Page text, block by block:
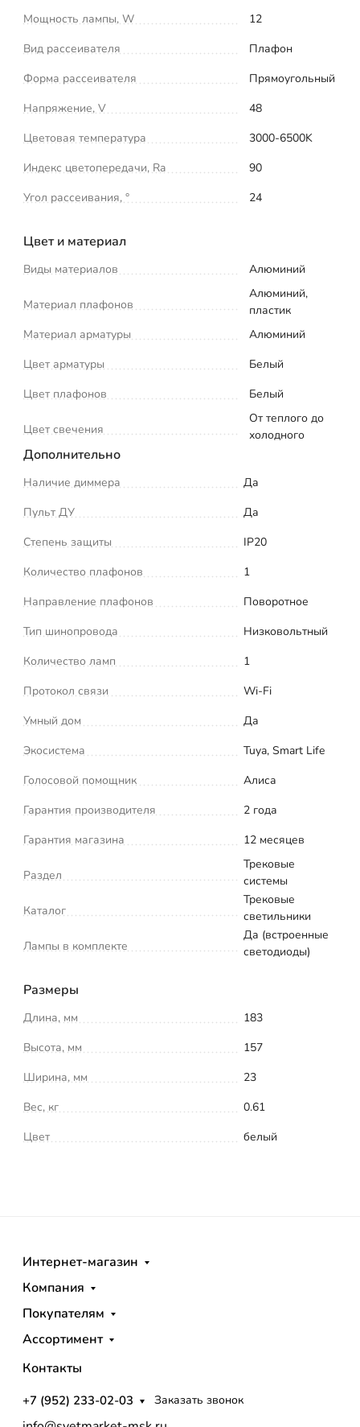
Мощность лампы, W
12
Вид рассеивателя
Плафон
Форма рассеивателя
Прямоугольный
Напряжение, V
48
Цветовая температура
3000-6500K
Индекс цветопередачи, Ra
90
Угол рассеивания, °
24
Цвет и материал
Виды материалов Алюминий
Материал плафонов
Алюминий,
пластик
Материал арматуры
Алюминий
Цвет арматуры
Белый
Цвет плафонов
Белый
Цвет свечения
От теплого до
холодного
Дополнительно
Наличие диммера
Да
Пульт ДУ
Да
Степень защиты
IP20
Количество плафонов
1
Направление плафонов
Поворотное
Тип шинопровода
Низковольтный
Количество ламп
1
Протокол связи
Wi-Fi
Умный дом
Да
Экосистема
Tuya, Smart Life
Голосовой помощник
Алиса
Гарантия производителя
2 года
Гарантия магазина
12 месяцев
Раздел
Трековые
системы
Каталог
Трековые
светильники
Лампы в комплекте
Да (встроенные
светодиоды)
Размеры
Длина, мм
183
Высота, мм
157
Ширина, мм
23
Вес, кг
0.61
Цвет
белый
Интернет-магазин
Компания
Покупателям
Ассортимент
Контакты
+7 (952) 233-02-03 Заказать звонок